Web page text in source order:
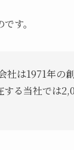
す。
社は1971年の
する当社では